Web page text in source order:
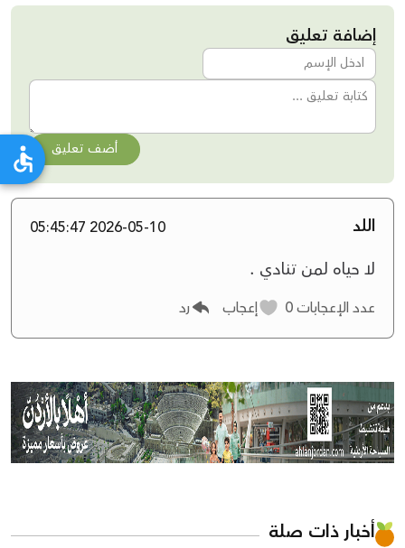
إضافة تعليق
أضف تعليق
اللد 2026-05-10 05:45:47
لا حياه لمن تنادي .
عدد الإعجابات إعجاب رد
أخبار ذات صلة